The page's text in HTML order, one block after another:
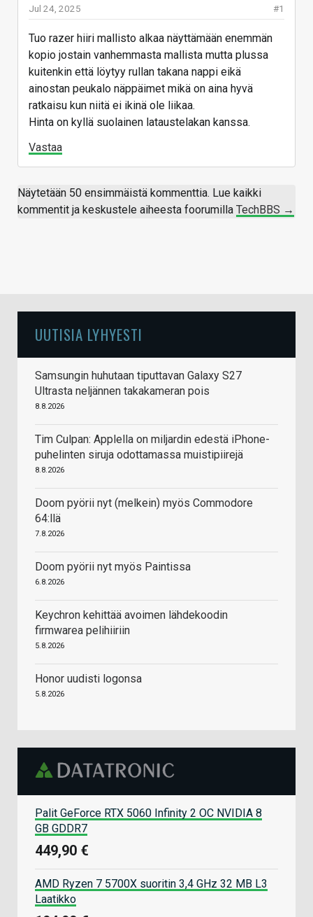
#1
Jul 24, 2025
Tuo razer hiiri mallisto alkaa näyttämään enemmän
kopio jostain vanhemmasta mallista mutta plussa
kuitenkin että löytyy rullan takana nappi eikä
ainostan peukalo näppäimet mikä on aina hyvä
ratkaisu kun niitä ei ikinä ole liikaa.
Hinta on kyllä suolainen lataustelakan kanssa.
Vastaa
Näytetään 50 ensimmäistä kommenttia. Lue kaikki
kommentit ja keskustele aiheesta foorumilla TechBBS →
UUTISIA LYHYESTI
Samsungin huhutaan tiputtavan Galaxy S27
Ultrasta neljännen takakameran pois
8.8.2026
Tim Culpan: Applella on miljardin edestä iPhone-
puhelinten siruja odottamassa muistipiirejä
8.8.2026
Doom pyörii nyt (melkein) myös Commodore
64:llä
7.8.2026
Doom pyörii nyt myös Paintissa
6.8.2026
Keychron kehittää avoimen lähdekoodin
firmwarea pelihiiriin
5.8.2026
Honor uudisti logonsa
5.8.2026
Palit GeForce RTX 5060 Infinity 2 OC NVIDIA 8
GB GDDR7
449,90 €
AMD Ryzen 7 5700X suoritin 3,4 GHz 32 MB L3
Laatikko